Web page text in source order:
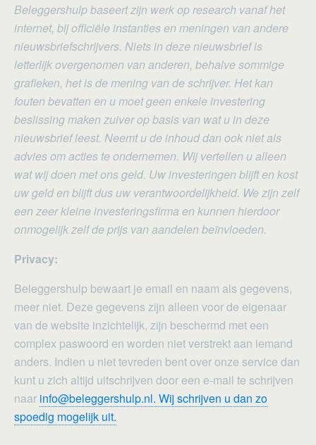
Beleggershulp baseert zijn werk op research vanaf het
internet, bij officiële instanties en meningen van andere
nieuwsbriefschrijvers. Niets in deze nieuwsbrief is
letterlijk overgenomen van anderen, behalve sommige
grafieken, het is de mening van de schrijver. Het kan
fouten bevatten en u moet geen enkele investering
beslissing maken zuiver op basis van wat u in deze
nieuwsbrief leest. Neemt u de inhoud dan ook niet als
advies om acties te ondernemen. Wij vertellen u alleen
wat wij doen met ons geld. Uw investeringen blijft en kost
uw geld en blijft dus uw verantwoordelijkheid. We zijn zelf
een zeer kleine investeringsfirma en kunnen hierdoor
onmogelijk zelf de prijs van aandelen beïnvloeden.
Privacy:
Beleggershulp bewaart je email en naam als gegevens,
meer niet. Deze gegevens zijn alleen voor de eigenaar
van de website inzichtelijk, zijn beschermd met een
complex paswoord en worden niet verstrekt aan iemand
anders. Indien u niet tevreden bent over onze service dan
kunt u zich altijd uitschrijven door een e-mail te schrijven
naar info@beleggershulp.nl. Wij schrijven u dan zo
spoedig mogelijk uit.